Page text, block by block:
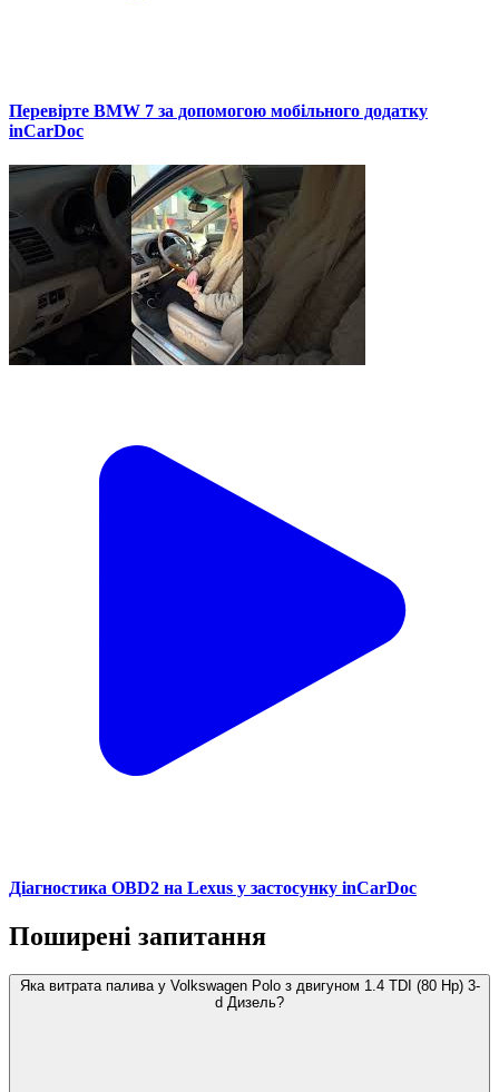
Перевірте BMW 7 за допомогою мобільного додатку
inCarDoc
Діагностика OBD2 на Lexus у застосунку inCarDoc
Поширені запитання
Яка витрата палива у Volkswagen Polo з двигуном 1.4 TDI (80 Hp) 3-
d Дизель?